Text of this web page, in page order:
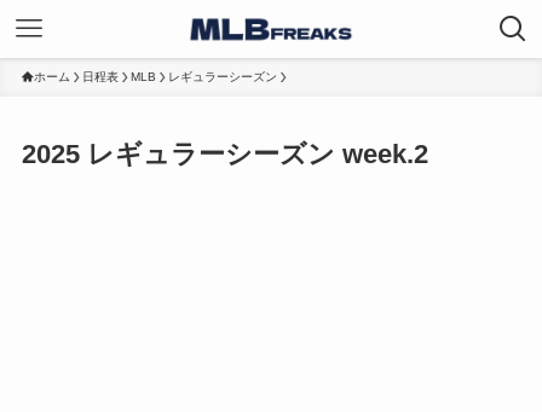
ホーム 日程表 MLB レギュラーシーズン
2025 レギュラーシーズン week.2